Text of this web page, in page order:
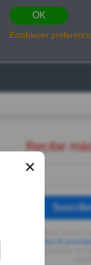
OK
Establecer
Recibe
Política de privacidad
✕